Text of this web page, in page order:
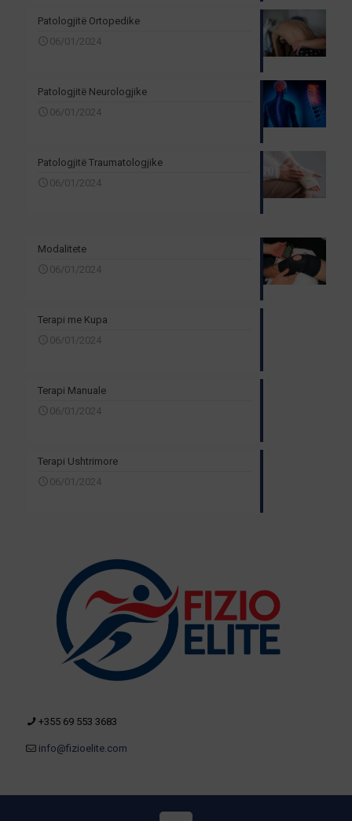
Patologjitë Ortopedike
06/01/2024
Patologjitë Neurologjike
06/01/2024
Patologjitë Traumatologjike
06/01/2024
Modalitete
06/01/2024
Terapi me Kupa
06/01/2024
Terapi Manuale
06/01/2024
Terapi Ushtrimore
06/01/2024
+355 69 553 3683
info@fizioelite.com